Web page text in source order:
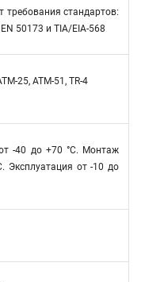
требования стандартов:
EN 50173 и TIA/EIA-568
25, ATM-51, TR-4
-40 до +70 °C. Монтаж
Эксплуатация от -10 до